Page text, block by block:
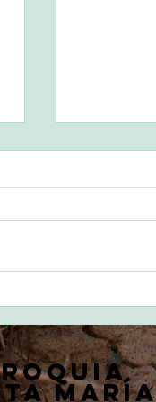
María